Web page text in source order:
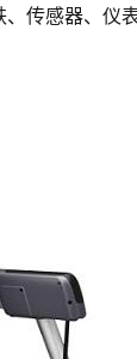
传感器、仪